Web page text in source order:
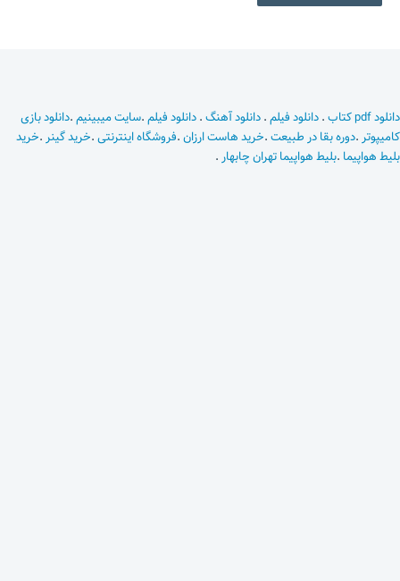
دانلود pdf کتاب .دانلود فیلم.دانلود آهنگ.دانلود فیلم.سایت میبینیم.دانلود بازی
کامیپوتر .دوره بقا در طبیعت.خرید هاست ارزان.فروشگاه اینترنتی.خرید گینر .خرید
بلیط هواپیما .بلیط هواپیما تهران چابهار .